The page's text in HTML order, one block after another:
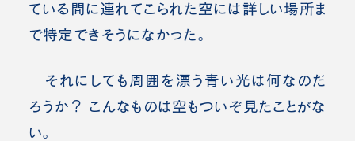
ている間に連れてこられた空には詳しい場所ま
で特定できそうになかった。
それにしても周囲を漂う青い光は何なのだ
ろうか？ こんなものは空もついぞ見たことがな
い。